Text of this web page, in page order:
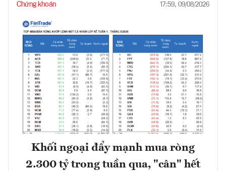
Chứng khoán 17:59, 09/08/2026
Khối ngoại đẩy mạnh mua ròng
2.300 tỷ trong tuần qua, "cân" hết